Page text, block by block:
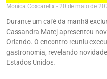
Monica Coscarella 20 de maio de
Durante um café da manhã
Cassandra Matej apresentou
Orlando. O encontro reuniu
gastronomia, revelando
Estados Unidos.